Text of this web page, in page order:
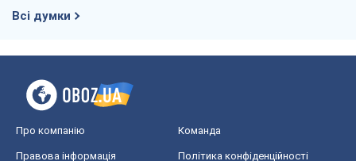
Всі думки
Про компанію Команда
Правова інформація Політика конфіденційності